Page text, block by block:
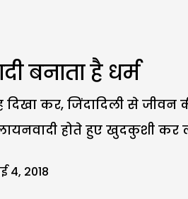
बनाता है धर्म
कर, जिंदादिली से
होते हुए खुदकुशी कर
4, 2018